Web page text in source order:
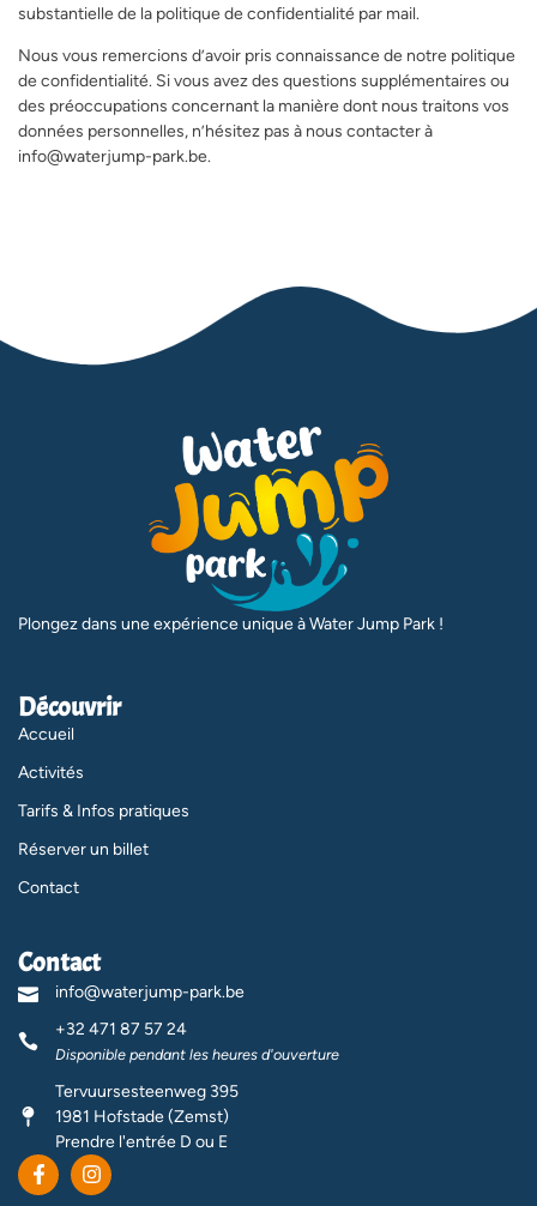
substantielle de la politique de confidentialité par mail.
Nous vous remercions d’avoir pris connaissance de notre politique
de confidentialité. Si vous avez des questions supplémentaires ou
des préoccupations concernant la manière dont nous traitons vos
données personnelles, n’hésitez pas à nous contacter à
info@waterjump-park.be.
Plongez dans une expérience unique à Water Jump Park !
Découvrir
Accueil
Activités
Tarifs & Infos pratiques
Réserver un billet
Contact
Contact
info@waterjump-park.be
+32 471 87 57 24
Disponible pendant les heures d'ouverture
Tervuursesteenweg 395
1981 Hofstade (Zemst)
Prendre l'entrée D ou E